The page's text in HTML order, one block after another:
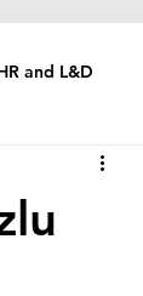
and L&D